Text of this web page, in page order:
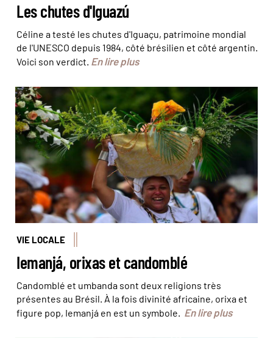
Les chutes d'Iguazú
Céline a testé les chutes d'Iguaçu, patrimoine mondial
de l'UNESCO depuis 1984, côté brésilien et côté argentin.
Voici son verdict. En lire plus
Les offrandes de fleurs transportées par les pratiquants
du Candomblé et Umbanda © Agência Brasil
VIE LOCALE
Iemanjá, orixas et candomblé
Candomblé et umbanda sont deux religions très
présentes au Brésil. À la fois divinité africaine, orixa et
figure pop, Iemanjá en est un symbole. En lire plus